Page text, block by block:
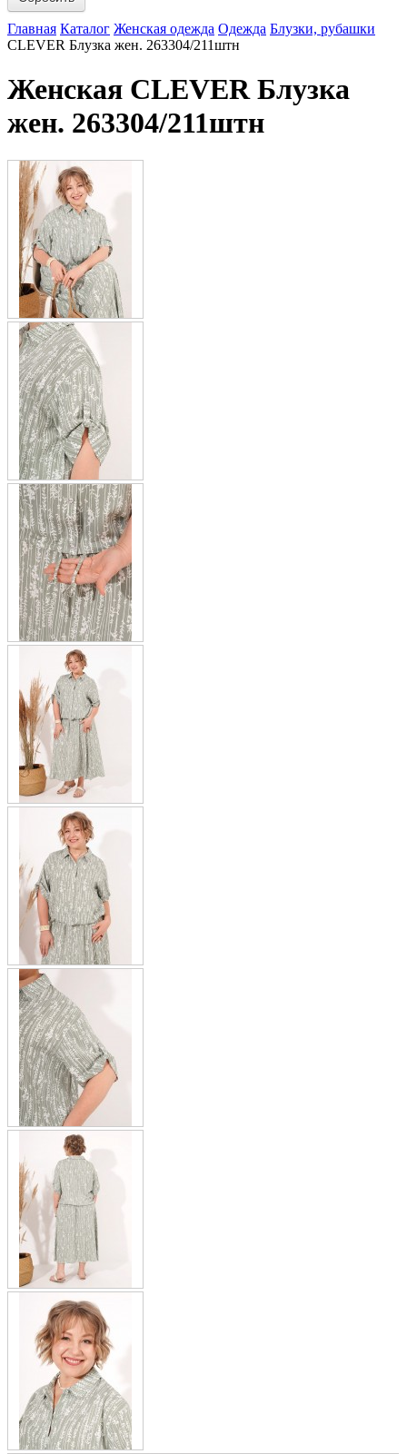
Главная Каталог Женская одежда Одежда Блузки, рубашки
CLEVER Блузка жен. 263304/211штн
Женская CLEVER Блузка
жен. 263304/211штн